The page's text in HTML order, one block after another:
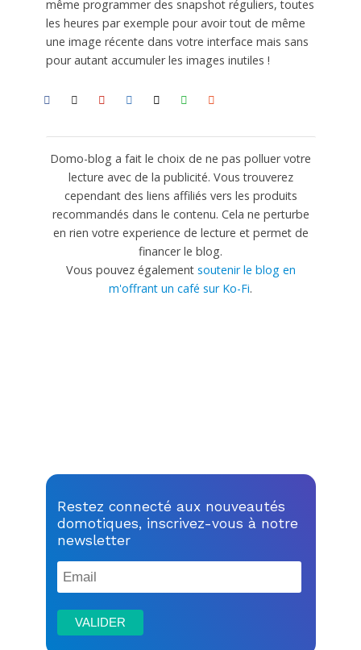
même programmer des snapshot réguliers, toutes
les heures par exemple pour avoir tout de même
une image récente dans votre interface mais sans
pour autant accumuler les images inutiles !
Domo-blog a fait le choix de ne pas polluer votre
lecture avec de la publicité. Vous trouverez
cependant des liens affiliés vers les produits
recommandés dans le contenu. Cela ne perturbe
en rien votre experience de lecture et permet de
financer le blog.
Vous pouvez également soutenir le blog en
m'offrant un café sur Ko-Fi.
Restez connecté aux nouveautés
domotiques, inscrivez-vous à notre
newsletter